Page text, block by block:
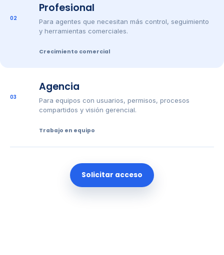
02
Profesional
Para agentes que necesitan más control, seguimiento
y herramientas comerciales.
Crecimiento comercial
03
Agencia
Para equipos con usuarios, permisos, procesos
compartidos y visión gerencial.
Trabajo en equipo
Solicitar acceso